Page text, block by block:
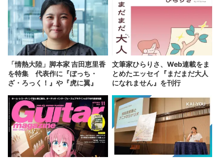
「情熱大陸」脚本家 吉田恵里香
を特集 代表作に『ぼっち・
ざ・ろっく！』や『虎に翼』
文筆家ひらりさ、Web連載をま
とめたエッセイ『まだまだ大人
になれません』を刊行